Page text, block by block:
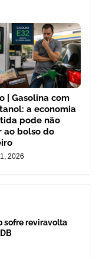
| Gasolina com
a economia
pode não
ao bolso do
2026
sofre reviravolta